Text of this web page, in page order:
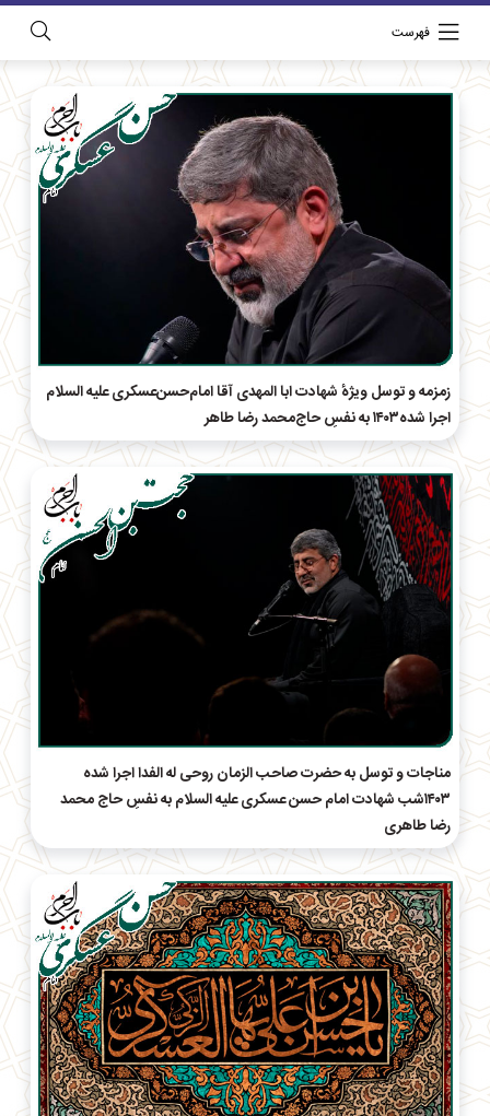
فهرست
زمزمه و توسل ویژهٔ شهادت ابا المهدی آقا امام‌حسن‌عسکری علیه السلام
اجرا شده۱۴۰۳ به نفسِ حاج‌محمد رضا طاهر
مناجات و توسل به حضرت صاحب الزمان روحی له الفدا اجرا شده
۱۴۰۳شب شهادت امام‌ حسن‌ عسکری علیه السلام به نفسِ حاج محمد
رضا طاهری